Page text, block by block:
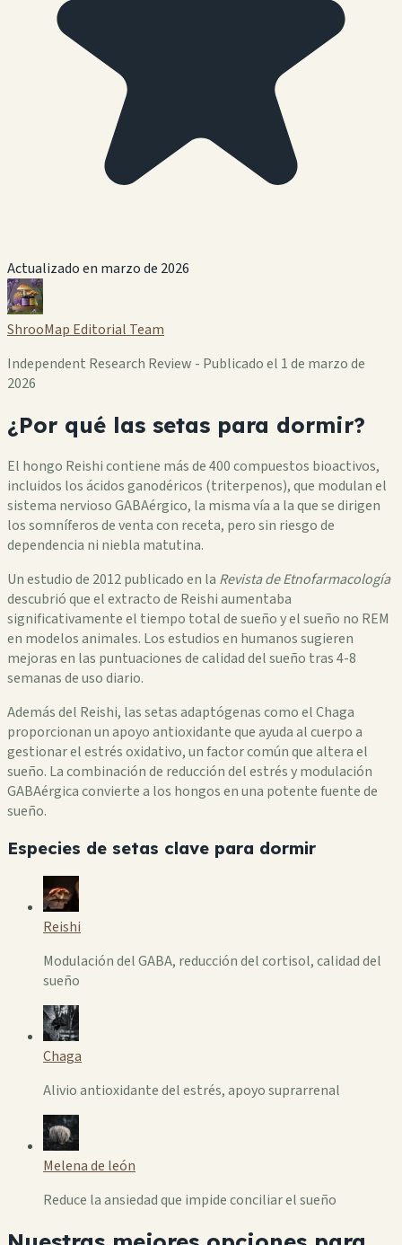
Actualizado en marzo de 2026
ShrooMap Editorial Team
Independent Research Review - Publicado el 1 de marzo de
2026
¿Por qué las setas para dormir?
El hongo Reishi contiene más de 400 compuestos bioactivos,
incluidos los ácidos ganodéricos (triterpenos), que modulan el
sistema nervioso GABAérgico, la misma vía a la que se dirigen
los somníferos de venta con receta, pero sin riesgo de
dependencia ni niebla matutina.
Un estudio de 2012 publicado en la Revista de Etnofarmacología
descubrió que el extracto de Reishi aumentaba
significativamente el tiempo total de sueño y el sueño no REM
en modelos animales. Los estudios en humanos sugieren
mejoras en las puntuaciones de calidad del sueño tras 4-8
semanas de uso diario.
Además del Reishi, las setas adaptógenas como el Chaga
proporcionan un apoyo antioxidante que ayuda al cuerpo a
gestionar el estrés oxidativo, un factor común que altera el
sueño. La combinación de reducción del estrés y modulación
GABAérgica convierte a los hongos en una potente fuente de
sueño.
Especies de setas clave para dormir
Reishi
Modulación del GABA, reducción del cortisol, calidad del
sueño
Chaga
Alivio antioxidante del estrés, apoyo suprarrenal
Melena de león
Reduce la ansiedad que impide conciliar el sueño